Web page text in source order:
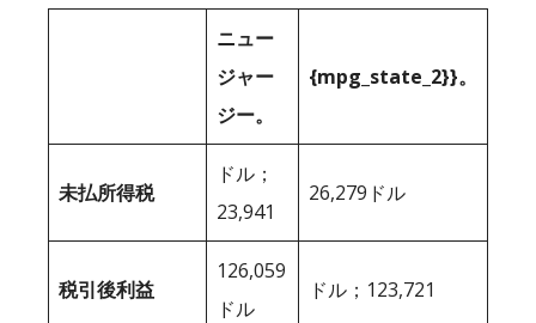
ニュー
ジャー
ジー。
{mpg_state_2}}。
未払所得税
ドル；
23,941
26,279ドル
税引後利益
126,059
ドル
ドル；123,721